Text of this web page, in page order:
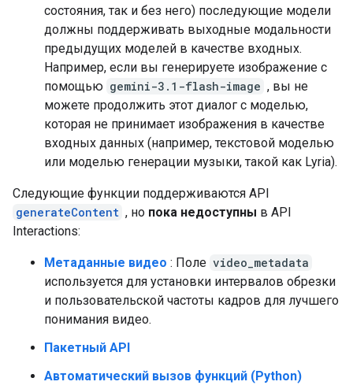
состояния, так и без него) последующие модели
должны поддерживать выходные модальности
предыдущих моделей в качестве входных.
Например, если вы генерируете изображение с
помощью gemini-3.1-flash-image , вы не
можете продолжить этот диалог с моделью,
которая не принимает изображения в качестве
входных данных (например, текстовой моделью
или моделью генерации музыки, такой как Lyria).
Следующие функции поддерживаются API
generateContent , но пока недоступны в API
Interactions:
Метаданные видео : Поле video_metadata
используется для установки интервалов обрезки
и пользовательской частоты кадров для лучшего
понимания видео.
Пакетный API
Автоматический вызов функций (Python)